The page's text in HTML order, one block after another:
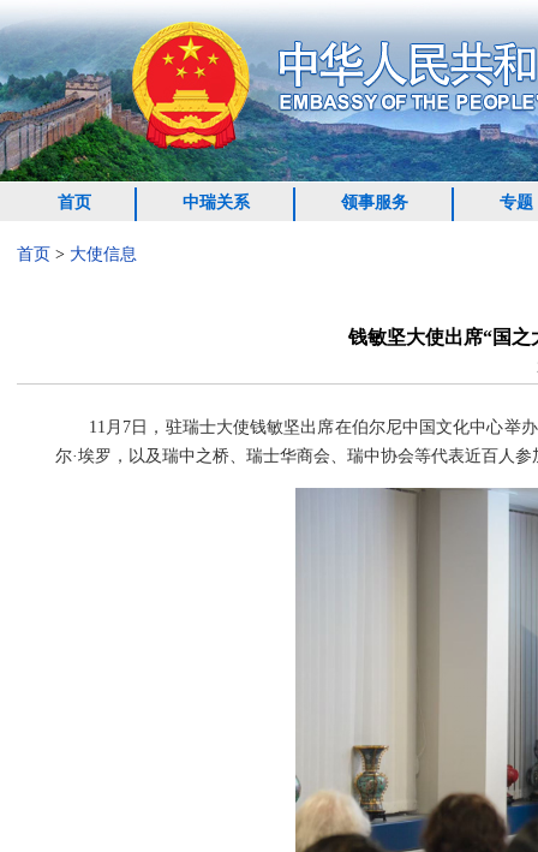
首页 中瑞关系 领事服务 专题
首页 > 大使信息
钱敏坚大使出席“国
11月7日，驻瑞士大使钱敏坚出席在伯尔尼中国文化中心
尔·埃罗，以及瑞中之桥、瑞士华商会、瑞中协会等代表近百人参